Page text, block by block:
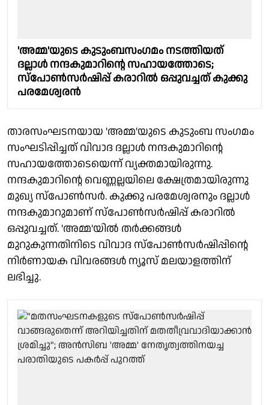
'അമ്മ'യുടെ കുടുംബസംഗമം നടത്തിയത്
ദല്ലാൾ നന്ദകുമാറിൻ്റെ സഹായത്തോടെ;
സ്പോൺസർഷിപ്പ് കരാറിൽ ഒപ്പുവച്ചത് കുക്കു
പരമേശ്വരൻ
താരസംഘടനയായ 'അമ്മ'യുടെ കുടുംബ സം​ഗമം
സംഘടിപ്പിച്ചത് വിവാദ ദല്ലാൾ നന്ദകുമാറിൻ്റെ
സഹായത്തോടെയെന്ന് വ്യക്തമായിരുന്നു.
നന്ദകുമാറിന്റെ വെണ്ണല്ലയിലെ ക്ഷേത്രമായിരുന്നു
മുഖ്യ സ്പോൺസർ. കുക്കു പരമേശ്വരനും ദല്ലാൾ
നന്ദകുമാറുമാണ് സ്പോൺസർഷിപ്പ് കരാറിൽ
ഒപ്പുവച്ചത്. 'അമ്മ'യിൽ തർക്കങ്ങൾ
മുറുകുന്നതിനിടെ വിവാദ സ്പോൺസർഷിപ്പിന്റെ
നിർണായക വിവരങ്ങൾ ന്യൂസ് മലയാളത്തിന്
ലഭിച്ചു.